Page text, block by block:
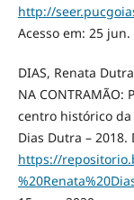
http://
Acesso em: 25 jun.
DIAS, Renata
NA
centro histórico
Dias Dutra – 2018.
https://